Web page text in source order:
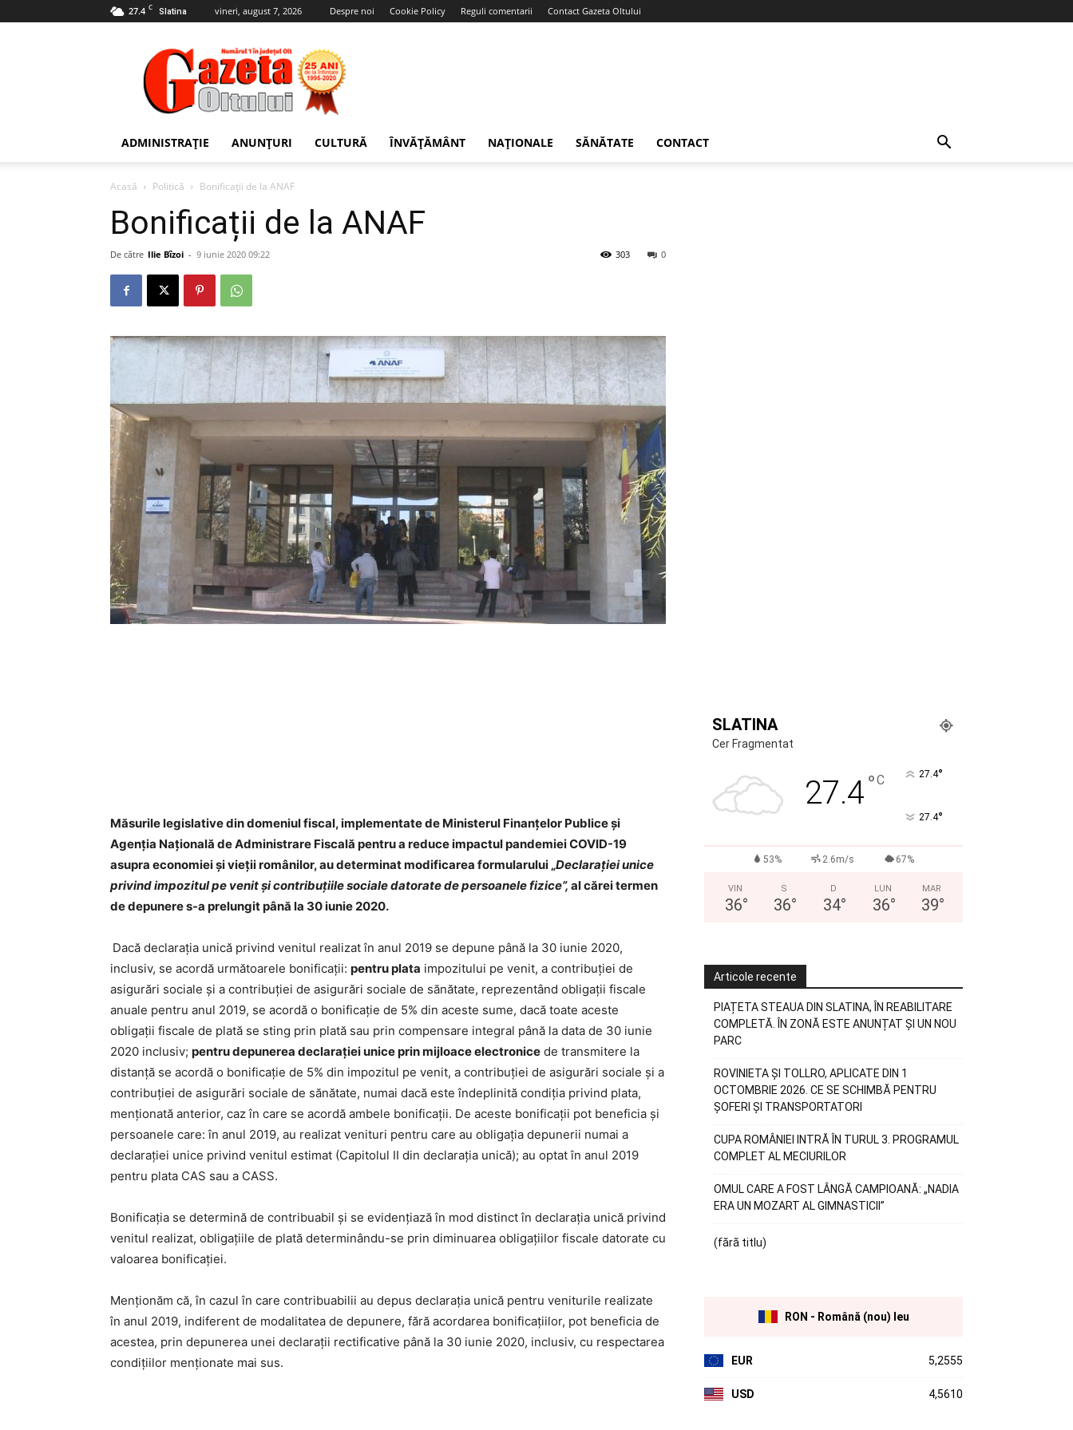
27.4 C Slatina vineri, august 7, 2026 Despre noi Cookie Policy Reguli comentarii Contact Gazeta Oltului
Gazeta
Oltului
ADMINISTRAȚIE ANUNȚURI CULTURĂ ÎNVĂȚĂMÂNT NAȚIONALE SĂNĂTATE CONTACT
Acasă Politică Bonificații de la ANAF
Bonificații de la ANAF
De către Ilie Bîzoi - 9 iunie 2020 09:22 0
303
Măsurile legislative din domeniul fiscal, implementate de Ministerul Finanțelor Publice și
Agenția Națională de Administrare Fiscală pentru a reduce impactul pandemiei COVID-19
asupra economiei și vieții românilor, au determinat modificarea formularului „Declarației unice
privind impozitul pe venit şi contribuţiile sociale datorate de persoanele fizice”, al cărei termen
de depunere s-a prelungit până la 30 iunie 2020.
Dacă declaraţia unică privind venitul realizat în anul 2019 se depune până la 30 iunie 2020,
inclusiv, se acordă următoarele bonificaţii: pentru plata impozitului pe venit, a contribuţiei de
asigurări sociale şi a contribuţiei de asigurări sociale de sănătate, reprezentând obligaţii fiscale
anuale pentru anul 2019, se acordă o bonificaţie de 5% din aceste sume, dacă toate aceste
obligaţii fiscale de plată se sting prin plată sau prin compensare integral până la data de 30 iunie
2020 inclusiv; pentru depunerea declaraţiei unice prin mijloace electronice de transmitere la
distanţă se acordă o bonificaţie de 5% din impozitul pe venit, a contribuţiei de asigurări sociale şi a
contribuţiei de asigurări sociale de sănătate, numai dacă este îndeplinită condiţia privind plata,
menţionată anterior, caz în care se acordă ambele bonificaţii. De aceste bonificații pot beneficia și
persoanele care: în anul 2019, au realizat venituri pentru care au obligația depunerii numai a
declaraţiei unice privind venitul estimat (Capitolul II din declaraţia unică); au optat în anul 2019
pentru plata CAS sau a CASS.
Bonificația se determină de contribuabil și se evidențiază în mod distinct în declaraţia unică privind
venitul realizat, obligaţiile de plată determinându-se prin diminuarea obligaţiilor fiscale datorate cu
valoarea bonificaţiei.
Menționăm că, în cazul în care contribuabilii au depus declaraţia unică pentru veniturile realizate
în anul 2019, indiferent de modalitatea de depunere, fără acordarea bonificaţiilor, pot beneficia de
acestea, prin depunerea unei declaraţii rectificative până la 30 iunie 2020, inclusiv, cu respectarea
condiţiilor menţionate mai sus.
SLATINA
Cer Fragmentat
27.4°C 27.4°
27.4°
53% 2.6m/s 67%
VIN
36°
S
36°
D
34°
LUN
36°
MAR
39°
Articole recente
PIAȚETA STEAUA DIN SLATINA, ÎN REABILITARE
COMPLETĂ. ÎN ZONĂ ESTE ANUNȚAT ȘI UN NOU
PARC
ROVINIETA ȘI TOLLRO, APLICATE DIN 1
OCTOMBRIE 2026. CE SE SCHIMBĂ PENTRU
ȘOFERI ȘI TRANSPORTATORI
CUPA ROMÂNIEI INTRĂ ÎN TURUL 3. PROGRAMUL
COMPLET AL MECIURILOR
OMUL CARE A FOST LÂNGĂ CAMPIOANĂ: „NADIA
ERA UN MOZART AL GIMNASTICII”
(fără titlu)
RON - Română (nou) leu
EUR 5,2555
USD 4,5610